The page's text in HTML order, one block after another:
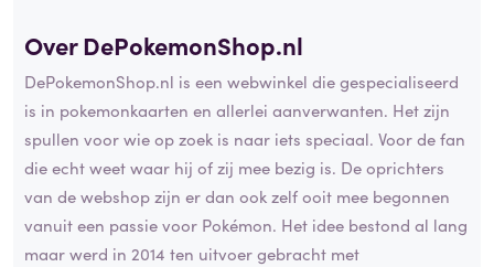
Over DePokemonShop.nl
DePokemonShop.nl is een webwinkel die gespecialiseerd
is in pokemonkaarten en allerlei aanverwanten. Het zijn
spullen voor wie op zoek is naar iets speciaal. Voor de fan
die echt weet waar hij of zij mee bezig is. De oprichters
van de webshop zijn er dan ook zelf ooit mee begonnen
vanuit een passie voor Pokémon. Het idee bestond al lang
maar werd in 2014 ten uitvoer gebracht met